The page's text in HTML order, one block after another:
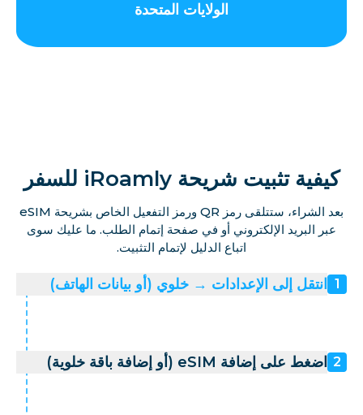
الولايات المتحدة
كيفية تثبيت شريحة iRoamly للسفر
بعد الشراء، ستتلقى رمز QR ورمز التفعيل الخاص بشريحة eSIM
عبر البريد الإلكتروني أو في صفحة إتمام الطلب. ما عليك سوى
اتباع الدليل لإتمام التثبيت.
1 انتقل إلى الإعدادات → خلوي (أو بيانات الهاتف)
2 اضغط على إضافة eSIM (أو إضافة باقة خلوية)